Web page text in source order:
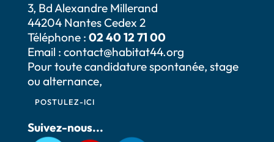
3, Bd Alexandre Millerand
44204 Nantes Cedex 2
Téléphone : 02 40 12 71 00
Email : contact@habitat44.org
Pour toute candidature spontanée, stage
ou alternance,
POSTULEZ-ICI
Suivez-nous...